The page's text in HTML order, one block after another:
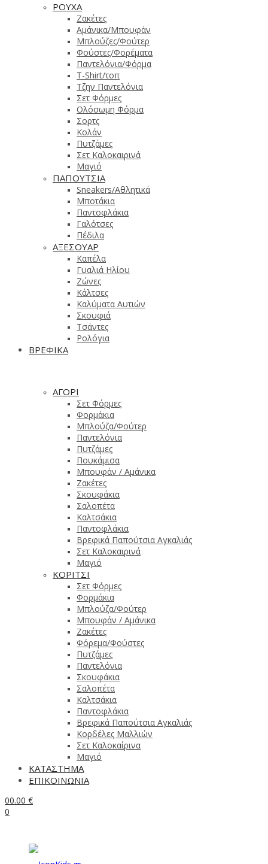
ΡΟΥΧΑ
Ζακέτες
Αμάνικα/Μπουφάν
Μπλούζες/Φούτερ
Φούστες/Φορέματα
Παντελόνια/Φόρμα
T-Shirt/τοπ
Τζην Παντελόνια
Σετ Φόρμες
Ολόσωμη Φόρμα
Σορτς
Κολάν
Πυτζάμες
Σετ Καλοκαιρινά
Μαγιό
ΠΑΠΟΥΤΣΙΑ
Sneakers/Αθλητικά
Μποτάκια
Παντοφλάκια
Γαλότσες
Πέδιλα
ΑΞΕΣΟΥΑΡ
Καπέλα
Γυαλιά Ηλίου
Ζώνες
Κάλτσες
Καλύματα Αυτιών
Σκουφιά
Τσάντες
Ρολόγια
ΒΡΕΦΙΚΑ
ΑΓΟΡΙ
Σετ Φόρμες
Φορμάκια
Μπλούζα/Φούτερ
Παντελόνια
Πυτζάμες
Πουκάμισα
Μπουφάν / Αμάνικα
Ζακέτες
Σκουφάκια
Σαλοπέτα
Καλτσάκια
Παντοφλάκια
Βρεφικά Παπούτσια Αγκαλιάς
Σετ Καλοκαιρινά
Μαγιό
ΚΟΡΙΤΣΙ
Σετ Φόρμες
Φορμάκια
Μπλούζα/Φούτερ
Μπουφάν / Αμάνικα
Ζακέτες
Φόρεμα/Φούστες
Πυτζάμες
Παντελόνια
Σκουφάκια
Σαλοπέτα
Καλτσάκια
Παντοφλάκια
Βρεφικά Παπούτσια Αγκαλιάς
Κορδέλες Μαλλιών
Σετ Καλοκαίρινα
Μαγιό
ΚΑΤΑΣΤΗΜΑ
ΕΠΙΚΟΙΝΩΝΙΑ
00.00 €
0